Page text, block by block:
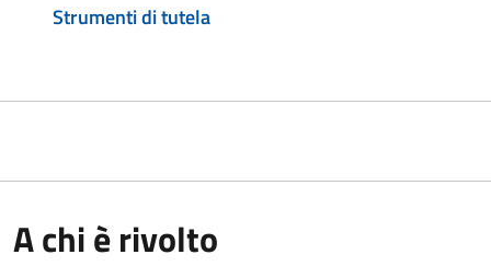
Strumenti di tutela
A chi è rivolto